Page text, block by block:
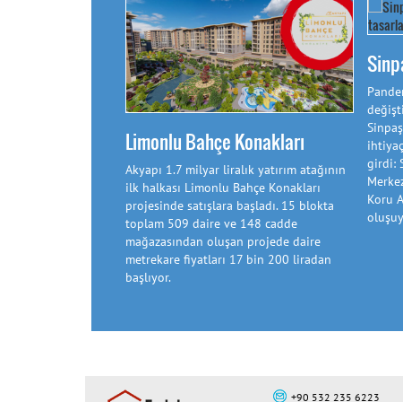
Limonlu Bahçe Konakları
Akyapı 1.7 milyar liralık yatırım atağının
ilk halkası Limonlu Bahçe Konakları
projesinde satışlara başladı. 15 blokta
toplam 509 daire ve 148 cadde
mağazasından oluşan projede daire
metrekare fiyatları 17 bin 200 liradan
başlıyor.
girdi:
Koru
+90 532 235 6223